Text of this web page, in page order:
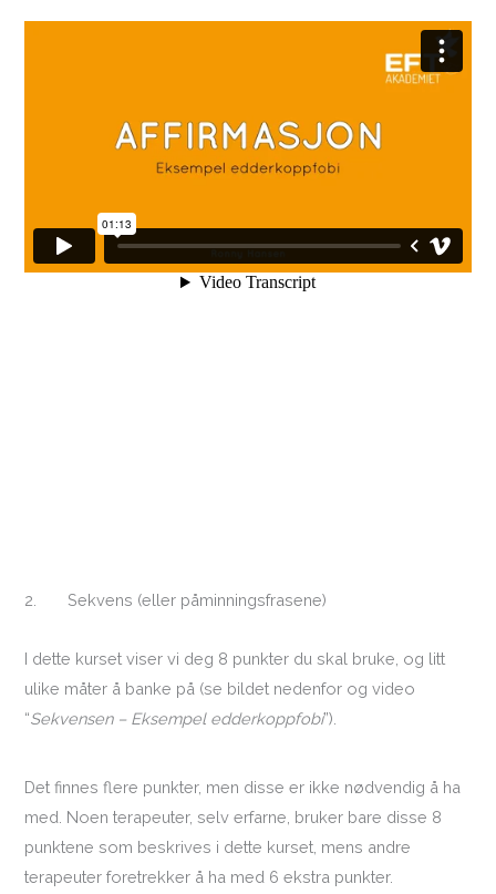
2. Sekvens (eller påminningsfrasene)
I dette kurset viser vi deg 8 punkter du skal bruke, og litt
ulike måter å banke på (se bildet nedenfor og video
“Sekvensen – Eksempel edderkoppfobi”).
Det finnes flere punkter, men disse er ikke nødvendig å ha
med. Noen terapeuter, selv erfarne, bruker bare disse 8
punktene som beskrives i dette kurset, mens andre
terapeuter foretrekker å ha med 6 ekstra punkter.